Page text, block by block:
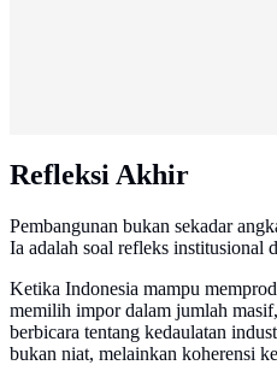
Refleksi Akhir
Pembangunan bukan sekadar
Ia adalah soal refleks institusional
Ketika Indonesia mampu
memilih impor dalam jumlah
berbicara tentang kedaulatan
bukan niat, melainkan koherensi